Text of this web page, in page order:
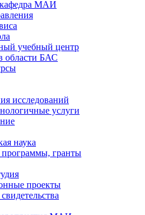
МАИ
учебный центр
области БАС
исследований
услуги
наука
гранты
проекты